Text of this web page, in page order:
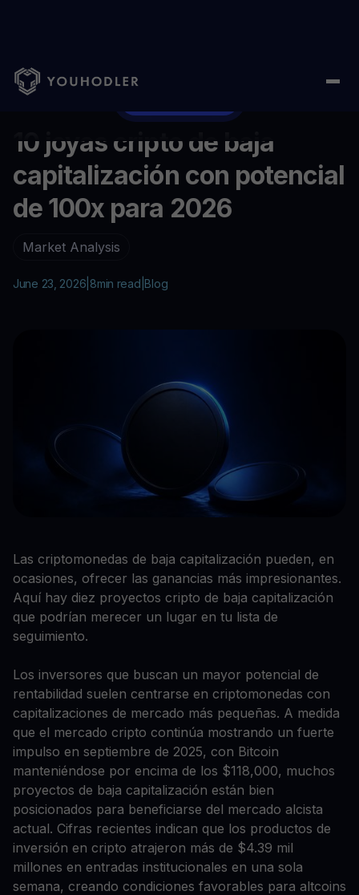
Home Blog/ 10 joyas cripto de baja capitalización con
10 joyas cripto de baja
capitalización con potencial
de 100x para 2026
Market Analysis
June 23, 2026 8min read Blog
Las criptomonedas de baja capitalización pueden, en
ocasiones, ofrecer las ganancias más impresionantes.
Aquí hay diez proyectos cripto de baja capitalización
que podrían merecer un lugar en tu lista de
seguimiento.
Los inversores que buscan un mayor potencial de
rentabilidad suelen centrarse en criptomonedas con
capitalizaciones de mercado más pequeñas. A medida
que el mercado cripto continúa mostrando un fuerte
impulso en septiembre de 2025, con Bitcoin
manteniéndose por encima de los $118,000, muchos
proyectos de baja capitalización están bien
posicionados para beneficiarse del mercado alcista
actual. Cifras recientes indican que los productos de
inversión en cripto atrajeron más de $4.39 mil
millones en entradas institucionales en una sola
semana, creando condiciones favorables para altcoins